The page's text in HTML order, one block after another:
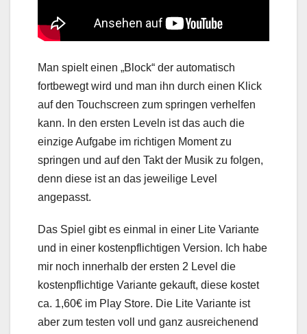
Man spielt einen „Block“ der automatisch
fortbewegt wird und man ihn durch einen Klick
auf den Touchscreen zum springen verhelfen
kann. In den ersten Leveln ist das auch die
einzige Aufgabe im richtigen Moment zu
springen und auf den Takt der Musik zu folgen,
denn diese ist an das jeweilige Level
angepasst.
Das Spiel gibt es einmal in einer Lite Variante
und in einer kostenpflichtigen Version. Ich habe
mir noch innerhalb der ersten 2 Level die
kostenpflichtige Variante gekauft, diese kostet
ca. 1,60€ im Play Store. Die Lite Variante ist
aber zum testen voll und ganz ausreichenend